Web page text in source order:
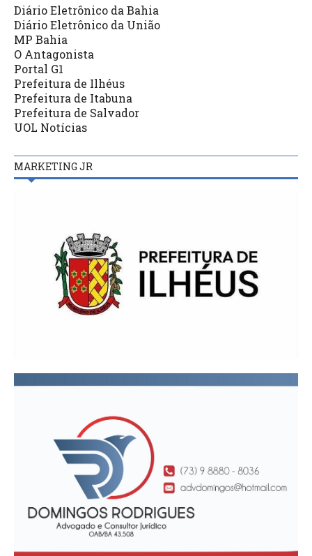
Diário Eletrônico da Bahia
Diário Eletrônico da União
MP Bahia
O Antagonista
Portal G1
Prefeitura de Ilhéus
Prefeitura de Itabuna
Prefeitura de Salvador
UOL Notícias
MARKETING JR